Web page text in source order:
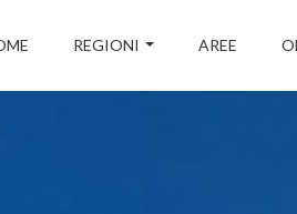
REGIONI AREE